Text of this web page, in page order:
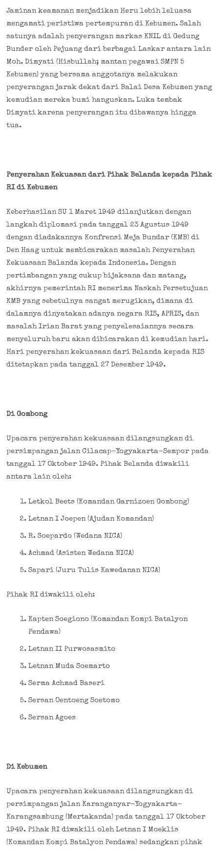
Jaminan keamanan menjadikan Heru lebih leluasa
mengamati peristiwa pertempuran di Kebumen. Salah
satunya adalah penyerangan markas KNIL di Gedung
Bunder oleh Pejuang dari berbagai Laskar antara lain
Moh. Dimyati (Hisbullah; mantan pegawai SMPN 5
Kebumen) yang bersama anggotanya melakukan
penyerangan jarak dekat dari Balai Desa Kebumen yang
kemudian mereka bumi hanguskan. Luka tembak
Dimyati karena penyerangan itu dibawanya hingga
tua.
Penyerahan Kekuasan dari Pihak Belanda kepada Pihak
RI di Kebumen
Keberhasilan SU 1 Maret 1949 dilanjutkan dengan
langkah diplomasi pada tanggal 23 Agustus 1949
dengan diadakannya Konfrensi Meja Bundar (KMB) di
Den Haag untuk membicarakan masalah Penyerahan
Kekuasaan Balanda kepada Indonesia. Dengan
pertimbangan yang cukup bijaksana dan matang,
akhirnya pemerintah RI menerima Naskah Persetujuan
KMB yang sebetulnya sangat merugikan, dimana di
dalamnya dinyatakan adanya negara RIS, APRIS, dan
masalah Irian Barat yang penyelesaiannya secara
menyeluruh baru akan dibicarakan di kemudian hari.
Hari penyerahan kekuasaan dari Belanda kepada RIS
ditetapkan pada tanggal 27 Desember 1949.
Di Gombong
Upacara penyerahan kekuasaan dilangsungkan di
persimpangan jalan Cilacap-Yogyakarta-Sempor pada
tanggal 17 Oktober 1949. Pihak Belanda diwakili
antara lain oleh:
Letkol Beets (Komandan Garnizoen Gombong)
Letnan I Joepen (Ajudan Komandan)
R. Soepardo (Wedana NICA)
Achmad (Asisten Wedana NICA)
Sapari (Juru Tulis Kawedanan NICA)
Pihak RI diwakili oleh:
Kapten Soegiono (Komandan Kompi Batalyon
Pendawa)
Letnan II Purwosasmito
Letnan Muda Soemarto
Serma Achmad Baseri
Sersan Oentoeng Soetomo
Sersan Agoes
Di Kebumen
Upacara penyerahan kekuasaan dilangsungkan di
persimpangan jalan Karanganyar-Yogyakarta-
Karangsambung (Mertakanda) pada tanggal 17 Oktober
1949. Pihak RI diwakili oleh Letnan I Moeklis
(Komandan Kompi Batalyon Pendawa) sedangkan pihak